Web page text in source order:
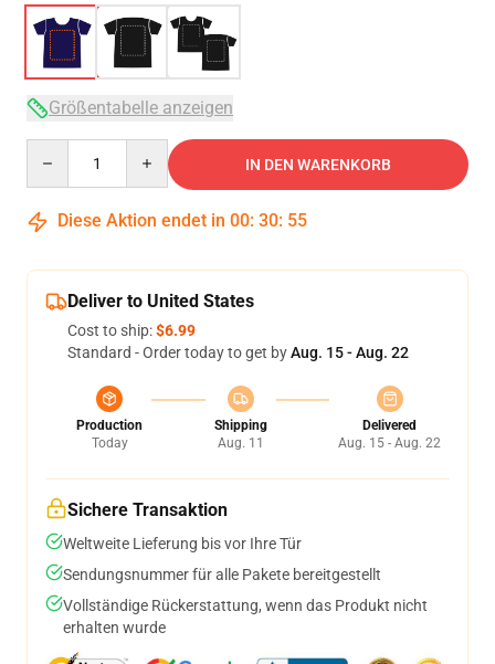
Größentabelle anzeigen
IN DEN WARENKORB
Diese Aktion endet in 00: 30: 54
Deliver to United States
Cost to ship:$6.99
Standard - Order today to get byAug. 15 - Aug. 22
Production
Today
Shipping
Aug. 11
Delivered
Aug. 15 - Aug. 22
Sichere Transaktion
Weltweite Lieferung bis vor Ihre Tür
Sendungsnummer für alle Pakete bereitgestellt
Vollständige Rückerstattung, wenn das Produkt nicht
erhalten wurde